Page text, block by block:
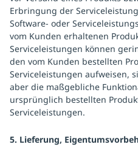
Erbringung der
Software- oder
vom Kunden erhaltenen
Serviceleistungen können
den vom Kunden bestellten
Serviceleistungen aufweisen,
aber die maßgebliche
ursprünglich bestellten
Serviceleistungen.
5. Lieferung,